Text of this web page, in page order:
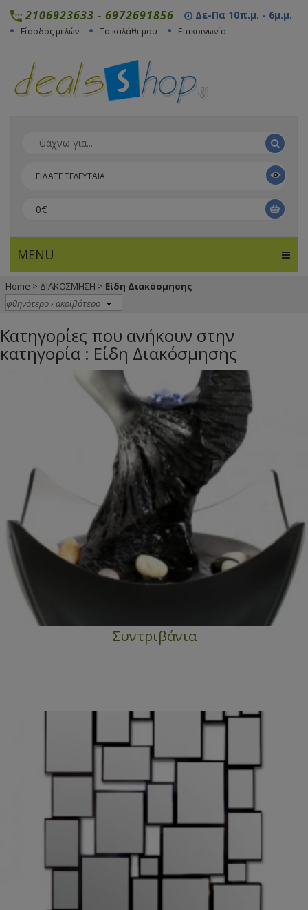
2106923633 - 6972691856 Δε-Πα 10π.μ. - 6μ.μ.
Είσοδος μελών Το καλάθι μου Επικοινωνία
ΕΙΔΑΤΕ ΤΕΛΕΥΤΑΙΑ
0€
MENU
Home > ΔΙΑΚΟΣΜΗΣΗ > Είδη Διακόσμησης
Κατηγορίες που ανήκουν στην
κατηγορία : Είδη Διακόσμησης
Συντριβάνια